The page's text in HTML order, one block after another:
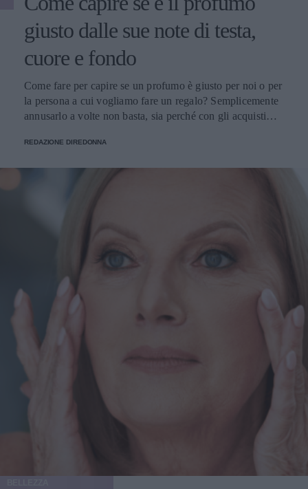
rilassamento cutaneo o perdita di tono. Il secondo, invece,
è scelto dalle donne che sono entrate in menopausa. Oggi,
a questi si aggiunge a questa élite una terza opzione
emergente che punta a ripristinare il volume e contrastare
l'invecchiamento, distinguendosi per la sua unicità, il
cosiddetto Ozempic Makeover, che segue il grande
successo che il farmaco, inizialmente pensato per i pazienti
con diabete di tipo 2, ha riscosso negli ultimi tempi anche
inevitabili polemiche - per la sua grande capacità di
di New York, Elie Levine, l’aumento dei trattamenti
questi pazienti hanno un’attenzione particolare per
l’estetica - spiega Levine a New Beauty - Chi utilizza
farmaci GLP-1 per perdere gli ultimi chili spesso desidera
massimizzare i risultati con trattamenti mirati". La perdita
accedere a interventi estetici che prima non erano possibili:
"Dopo una perdita di peso importante, i pazienti diventano
potrebbe significare una qualificazione per
un’addominoplastica o risultati migliorati con liposuzione e
rassodamento cutaneo". Cos’è un Ozempic Makeover?
Oltre a Ozempic, esistono altri farmaci GLP-1 usati per la
o esercizio. "La perdita di peso rapida ha molteplici effetti
giusto dalle sue note di testa,
cuore e fondo
Come fare per capire se un profumo è giusto per noi o per
la persona a cui vogliamo fare un regalo? Semplicemente
annusarlo a volte non basta, sia perché con gli acquisti
basta. Dobbiamo conoscere le sue note.
REDAZIONE DIREDONNA